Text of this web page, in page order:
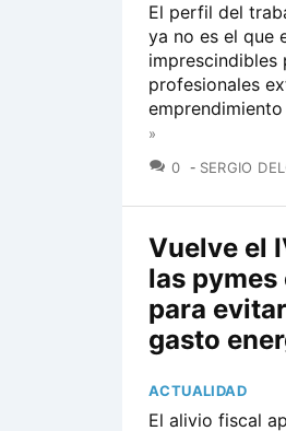
El perfil del
ya no es el que
imprescindibles
profesionales
»
0
SERGIO
Vuelve el
las
para
gasto
ACTUALIDAD
El alivio fiscal